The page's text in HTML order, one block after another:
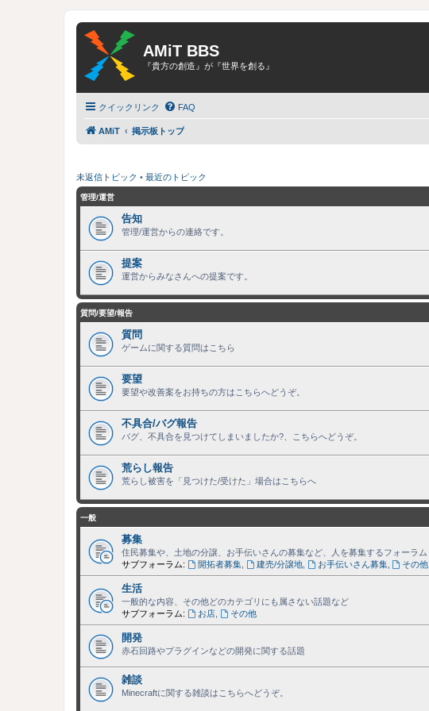
AMiT BBS
『貴方の創造』が『世界を創る』
クイックリンク FAQ
AMiT 掲示板トップ
未返信トピック • 最近のトピック
管理/運営
告知
管理/運営からの連絡です。
提案
運営からみなさんへの提案です。
質問/要望/報告
質問
ゲームに関する質問はこちら
要望
要望や改善案をお持ちの方はこちらへどうぞ。
不具合/バグ報告
バグ、不具合を見つけてしまいましたか?、こちらへどうぞ。
荒らし報告
荒らし被害を「見つけた/受けた」場合はこちらへ
一般
募集
住民募集や、土地の分譲、お手伝いさんの募集など、人を募集するフォーラム
サブフォーラム:
開拓者募集, 建売/分譲地, お手伝いさん募集, その他
生活
一般的な内容、その他どのカテゴリにも属さない話題など
サブフォーラム:
お店, その他
開発
赤石回路やプラグインなどの開発に関する話題
雑談
Minecraftに関する雑談はこちらへどうぞ。